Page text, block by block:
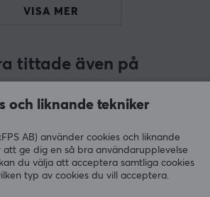
Keychron för den som vill ha ett
du spelar spel på din Smartphone så
få ett extra övertag över dina
VISA MER
tittade även på
och liknande tekniker
AB) använder cookies och liknande
att ge dig en så bra användarupplevelse
du välja att acceptera samtliga cookies
typ av cookies du vill acceptera.